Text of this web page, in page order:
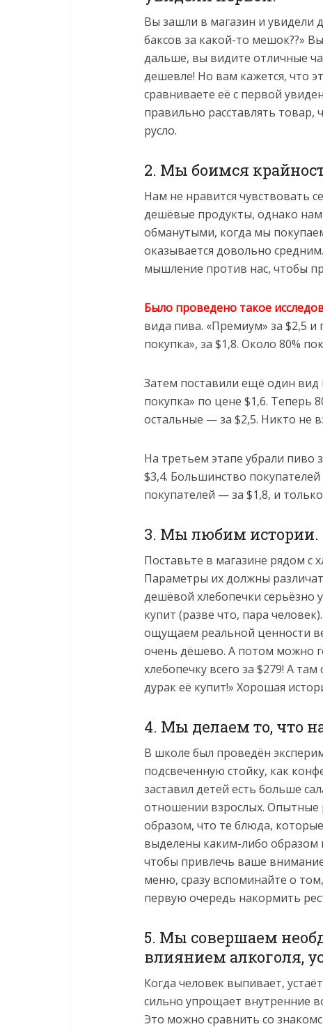
Вы зашли в магазин и увидели
баксов за какой-то мешок??»
дальше, вы видите отличные
дешевле! Но вам кажется, что
сравниваете её с первой
правильно расставлять
русло.
2. Мы боимся
Нам не нравится чувствовать
дешёвые продукты, однако нам
обманутыми, когда мы
оказывается довольно
мышление против нас, чтобы
Было проведено такое
вида пива. «Премиум» за $2,5
покупка», за $1,8. Около 80%
Затем поставили ещё один вид
покупка» по цене $1,6. Теперь
остальные — за $2,5. Никто не
На третьем этапе убрали пиво
$3,4. Большинство
покупателей — за $1,8, и
3. Мы любим истории.
Поставьте в магазине рядом с
Параметры их должны
дешёвой хлебопечки серьёзно
купит (разве что, пара
ощущаем реальной ценности
очень дёшево. А потом можно
хлебопечку всего за $279! А
дурак её купит!» Хорошая
4. Мы делаем то, что
В школе был проведён
подсвеченную стойку, как
заставил детей есть больше
отношении взрослых. Опытные
образом, что те блюда,
выделены каким-либо
чтобы привлечь ваше
меню, сразу вспоминайте о
первую очередь накормить
5. Мы совершаем
влиянием алкоголя,
Когда человек выпивает,
сильно упрощает внутренние
Это можно сравнить со